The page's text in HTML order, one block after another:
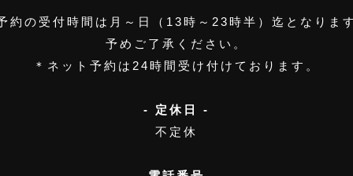
約の受付時間は月～日（13時～23時半）迄となりま
予めご了承ください。
＊ネット予約は24時間受け付けております。
- 定休日 -
不定休